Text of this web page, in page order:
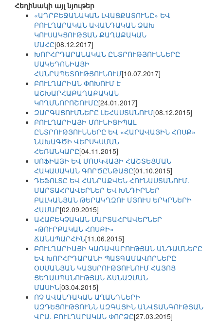
Հեղինակի այլ նյութեր
«ԱԴՐԲԵՋԱՆԱԿԱՆ ԼՎԱՑՔԱՏՈՒՆԸ» ԵՎ
ԲՈՒԼՂԱՐԱԿԱՆ ԱՎԱՆԴԱԿԱՆ ՁԱԽ
ԿՈՒՍԱԿՑՈՒԹՅԱՆ ՔԱՂԱՔԱԿԱՆ
ՄԱՀԸ[08.12.2017]
ԽՈՐՀՐԴԱՐԱՆԱԿԱՆ ԸՆՏՐՈՒԹՅՈՒՆՆԵՐԸ
ՄԱԿԵԴՈՆԻԱՅԻ
ՀԱՆՐԱՊԵՏՈՒԹՅՈՒՆՈՒՄ[10.07.2017]
ԲՈՒԼՂԱՐԻԱՆ ՓՈԽՈՒՄ Է
ԱՇԽԱՐՀԱՔԱՂԱՔԱԿԱՆ
ԿՈՂՄՆՈՐՈՇՈՒՄԸ[24.01.2017]
ԶԱՐԳԱՑՈՒՄՆԵՐԸ ԼԵՀԱՍՏԱՆՈՒՄ[08.12.2015]
ԲՈՒԼՂԱՐԻԱՅԻ ՄՈՒՆԻՑԻՊԱԼ
ԸՆՏՐՈՒԹՅՈՒՆՆԵՐԸ ԵՎ «ՀԱՐԱՎԱՅԻՆ ՀՈՍՔ»
ՆԱԽԱԳԾԻ ՎԵՐՍԿՍՄԱՆ
ՀԵՌԱՆԿԱՐԸ[04.11.2015]
ՍՈՖԻԱՅԻ ԵՎ ՄՈՍԿՎԱՅԻ ՀԱՇՏԵՑՄԱՆ
ՀԱԿԱՍԱԿԱՆ ԳՈՐԾԸՆԹԱՑԸ[01.10.2015]
ԴԵՖՈԼՏԸ ԵՎ ՀԱՆՐԱՔՎԵՆ ՀՈՒՆԱՍՏԱՆՈՒՄ.
ՄԱՐՏԱՀՐԱՎԵՐՆԵՐ ԵՎ ԽՆԴԻՐՆԵՐ
ԲԱԼԿԱՆՅԱՆ ԹԵՐԱԿՂԶՈՒ ՄՅՈՒՍ ԵՐԿՐՆԵՐԻ
ՀԱՄԱՐ[02.09.2015]
ԱՀԱԲԵԿՉԱԿԱՆ ՄԱՐՏԱՀՐԱՎԵՐՆԵՐ
«ԹՈՒՐՔԱԿԱՆ ՀՈՍՔԻ»
ՃԱՆԱՊԱՐՀԻՆ[11.06.2015]
ԲՈՒԼՂԱՐԻԱՅԻ ԿԱՌԱՎԱՐՈՒԹՅԱՆ ԱՆԴԱՄՆԵՐԸ
ԵՎ ԽՈՐՀՐԴԱՐԱՆԻ ՊԱՏԳԱՄԱՎՈՐՆԵՐԸ
ՕՍՄԱՆՅԱՆ ԿԱՅՍՐՈՒԹՅՈՒՆՈՒՄ ՀԱՅՈՑ
ՑԵՂԱՍՊԱՆՈՒԹՅԱՆ ՃԱՆԱՉՄԱՆ
ՄԱՍԻՆ[03.04.2015]
ՈՉ ԱՎԱՆԴԱԿԱՆ ԱՂԱՆԴՆԵՐԻ
ԱԶԴԵՑՈՒԹՅՈՒՆՆ ԱԶԳԱՅԻՆ ԱՆՎՏԱՆԳՈՒԹՅԱՆ
ՎՐԱ. ԲՈՒԼՂԱՐԱԿԱՆ ՓՈՐՁԸ[27.03.2015]